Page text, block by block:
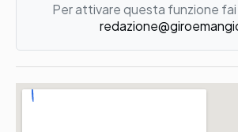
Per attivare questa funzione fai